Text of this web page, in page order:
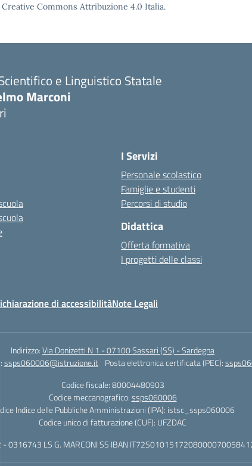
Creative Commons Attribuzione 4.0 Italia.
e Linguistico Statale
Marconi
I Servizi
Personale scolastico
Famiglie e studenti
Percorsi di studio
Didattica
Offerta formativa
I progetti delle classi
di accessibilitàNote Legali
Indirizzo:Via Donizetti N 1 - 07100 Sassari (SS) - Sardegna
ssps060006@istruzione.it Posta elettronica certificata (PEC):
Codice fiscale: 80004480903
Codice meccanografico:ssps060006
Indice delle Pubbliche Amministrazioni (IPA): istsc_ssps060006
Codice unico di fatturazione (CUF): UFZDAC
- 0316743 LS G. MARCONI SS IBAN